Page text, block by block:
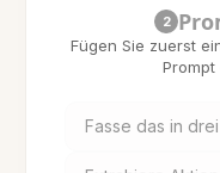
2
Fügen Sie zuerst
Fasse das in